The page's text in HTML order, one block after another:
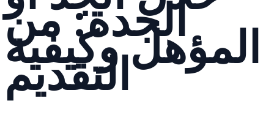
الجدة: من
المؤهل وكيفية
التقديم